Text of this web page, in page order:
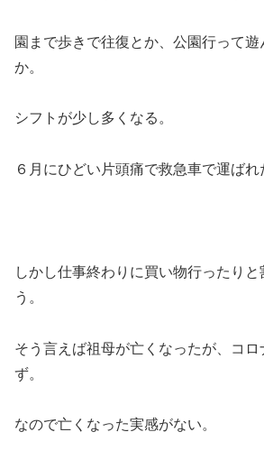
園まで歩きで往復とか、公園行って遊
か。
シフトが少し多くなる。
６月にひどい片頭痛で救急車で運ばれ
しかし仕事終わりに買い物行ったり
う。
そう言えば祖母が亡くなったが、コ
ず。
なので亡くなった実感がない。